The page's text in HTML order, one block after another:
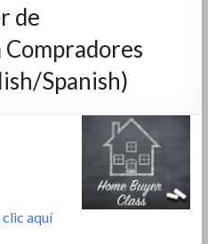
de
Spanish)
aquí